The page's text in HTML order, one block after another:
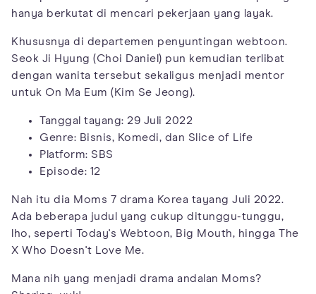
hanya berkutat di mencari pekerjaan yang layak.
Khususnya di departemen penyuntingan webtoon.
Seok Ji Hyung (Choi Daniel) pun kemudian terlibat
dengan wanita tersebut sekaligus menjadi mentor
untuk On Ma Eum (Kim Se Jeong).
Tanggal tayang: 29 Juli 2022
Genre: Bisnis, Komedi, dan Slice of Life
Platform: SBS
Episode: 12
Nah itu dia Moms 7 drama Korea tayang Juli 2022.
Ada beberapa judul yang cukup ditunggu-tunggu,
lho, seperti Today's Webtoon, Big Mouth, hingga The
X Who Doesn't Love Me.
Mana nih yang menjadi drama andalan Moms?